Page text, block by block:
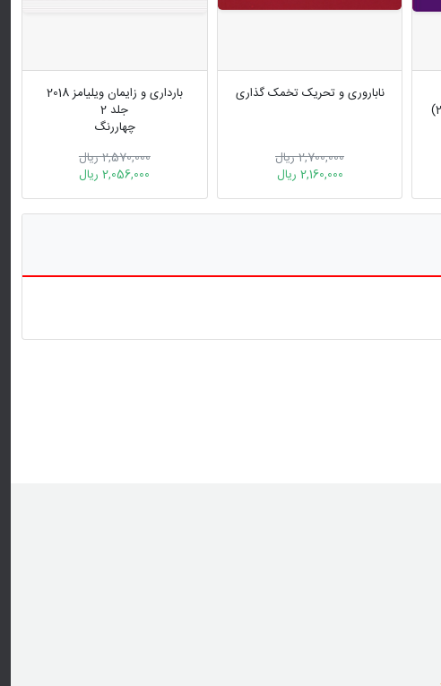
ناباروری و تحریک تخمک گذاری
2,700,000 ریال
2,160,000 ریال
بارداری و زایمان ویلیامز 2018
جلد 2
چهاررنگ
2,570,000 ریال
2,056,000 ریال